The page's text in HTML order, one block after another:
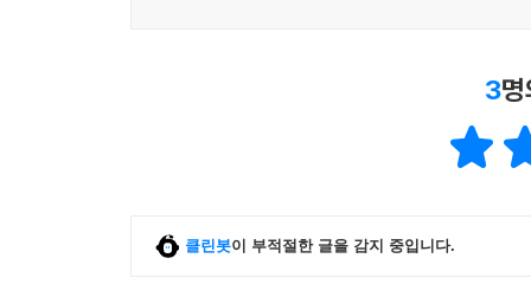
3
클린봇이 부적절한 글을 감지 중입니다.